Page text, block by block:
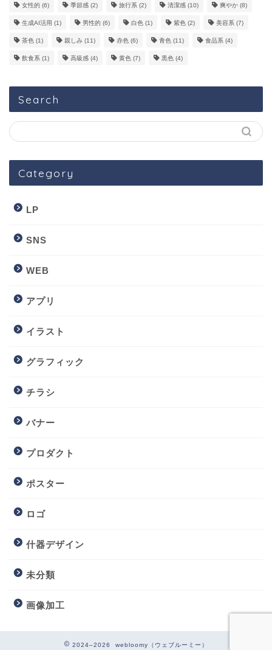
女性的 (6) 季節感 (2) 旅行系 (2) 清潔感 (10) 爽やか (8)
生成AI活用 (1) 男性的 (6) 白色 (1) 紫色 (2) 美容系 (7)
茶色 (1) 親しみ (11) 赤色 (6) 青色 (11) 食品系 (4)
飲食系 (1) 高級感 (4) 黄色 (7) 黒色 (4)
Search
Category
LP
SNS
WEB
アプリ
イラスト
グラフィック
チラシ
バナー
プロダクト
ポスター
ロゴ
什器デザイン
未分類
画像加工
2024–2026 webloomy（ウェブルーミー）